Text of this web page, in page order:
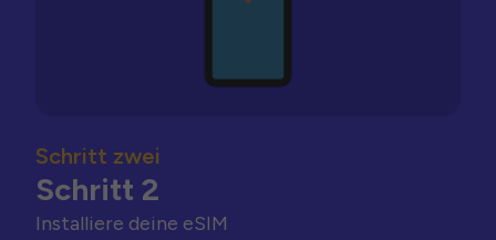
Schritt zwei
Schritt 2
Installiere deine eSIM